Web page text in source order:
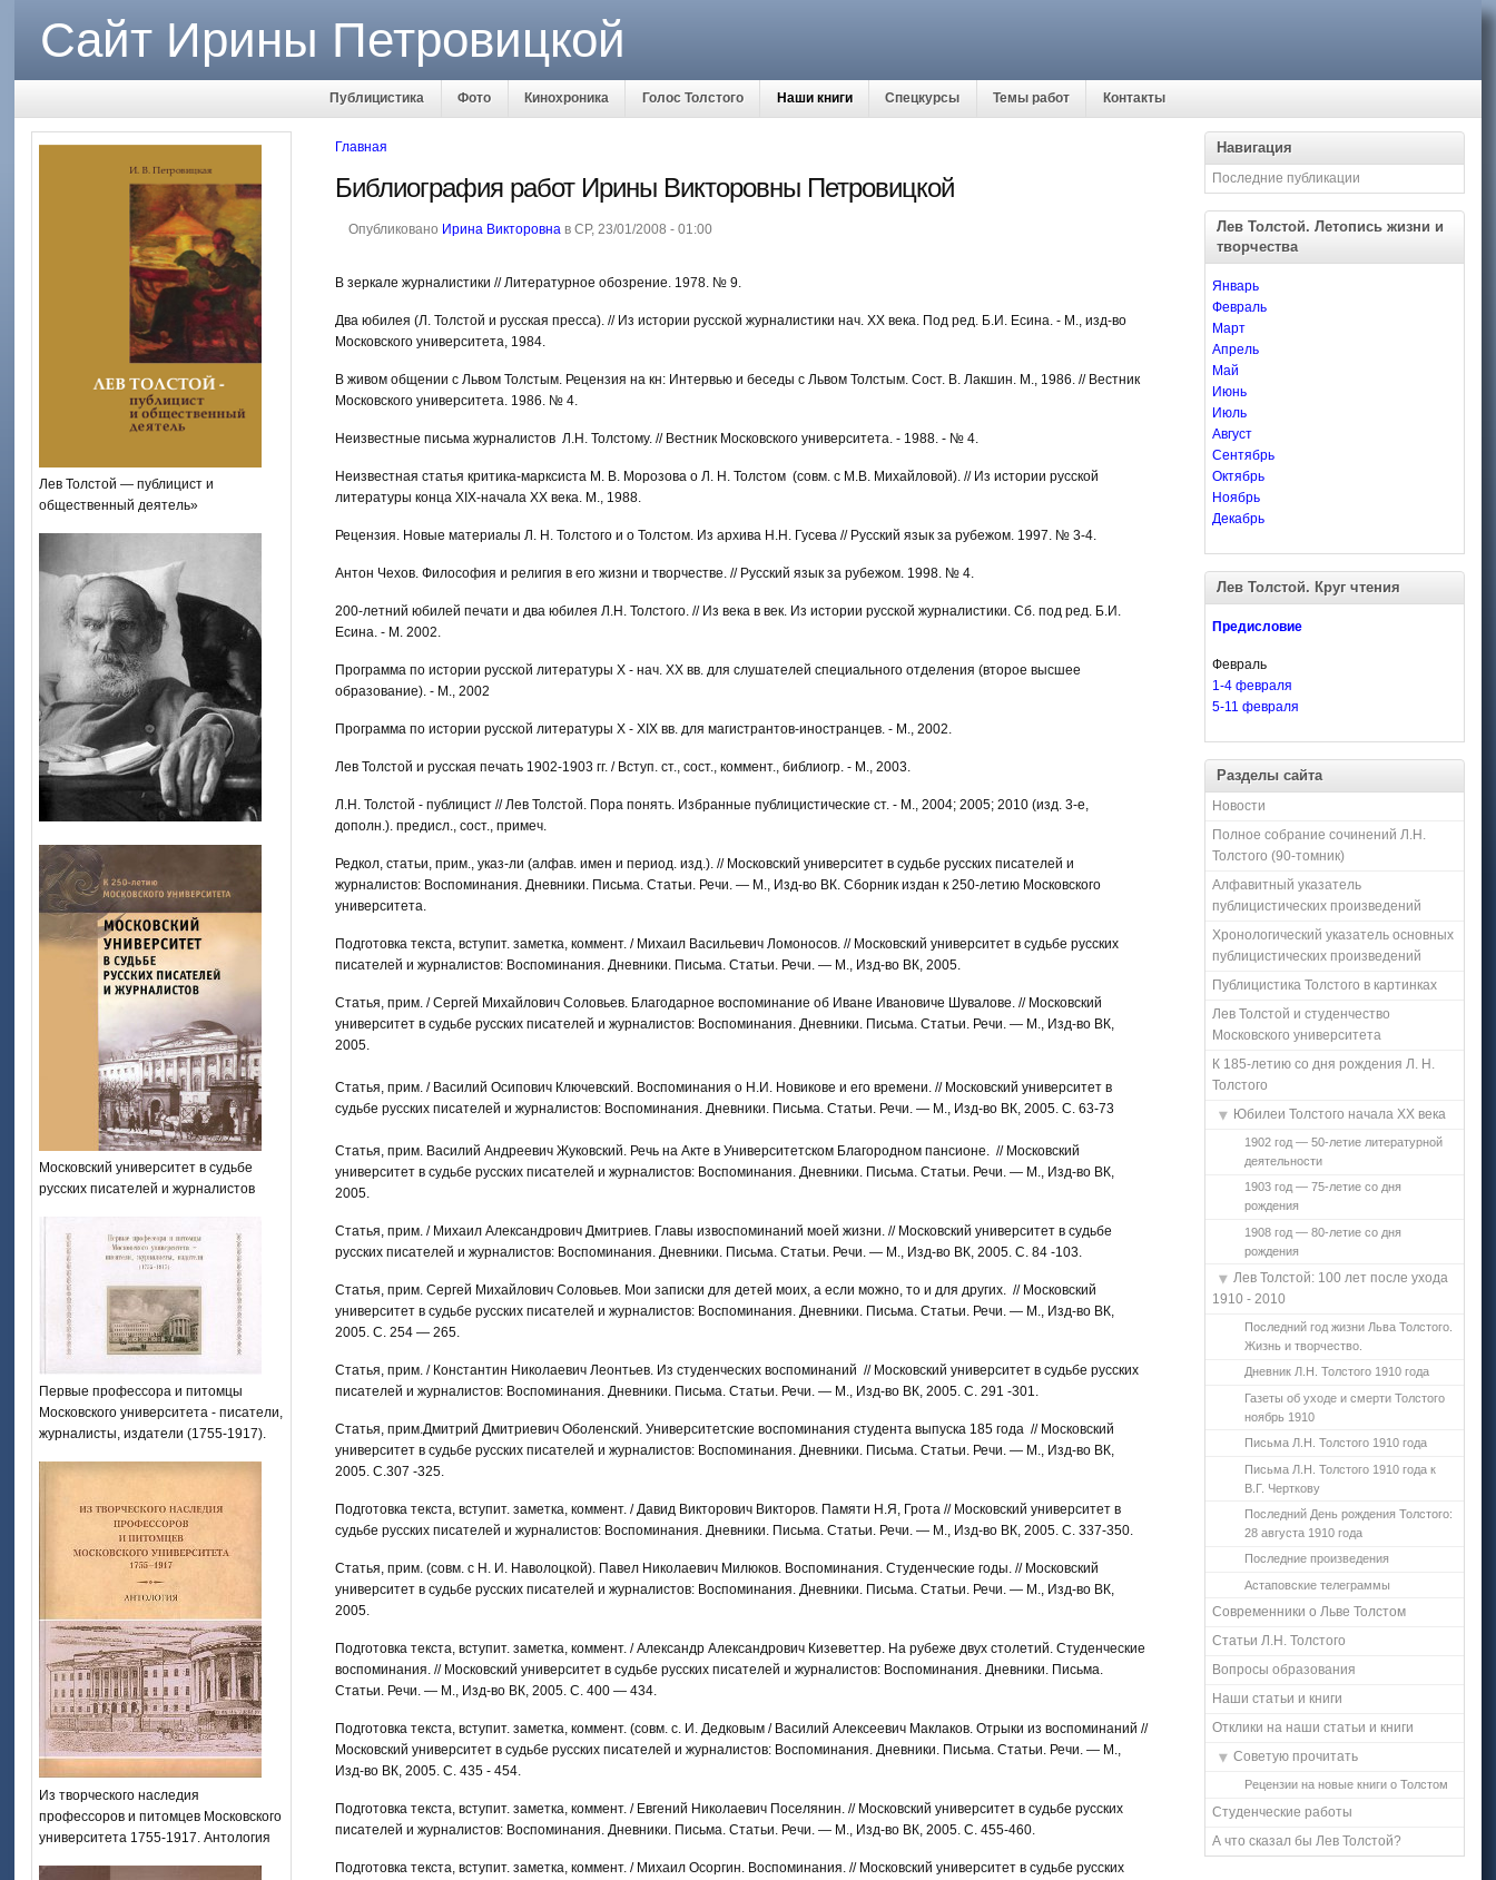
Сайт Ирины Петровицкой
Публицистика Фото Кинохроника Голос Толстого Наши книги Спецкурсы Темы работ Контакты
Лев Толстой — публицист и
общественный деятель»
Московский университет в судьбе
русских писателей и журналистов
Первые профессора и питомцы
Московского университета - писатели,
журналисты, издатели (1755-1917).
Из творческого наследия
профессоров и питомцев Московского
университета 1755-1917. Антология
Главная
Библиография работ Ирины Викторовны Петровицкой
Опубликовано Ирина Викторовнав СР, 23/01/2008 - 01:00
В зеркале журналистики // Литературное обозрение. 1978. № 9.
Два юбилея (Л. Толстой и русская пресса). // Из истории русской журналистики нач. ХХ века. Под ред. Б.И. Есина. - М., изд-во
Московского университета, 1984.
В живом общении с Львом Толстым. Рецензия на кн: Интервью и беседы с Львом Толстым. Сост. В. Лакшин. М., 1986. // Вестник
Московского университета. 1986. № 4.
Неизвестные письма журналистов Л.Н. Толстому. // Вестник Московского университета. - 1988. - № 4.
Неизвестная статья критика-марксиста М. В. Морозова о Л. Н. Толстом (совм. с М.В. Михайловой). // Из истории русской
литературы конца XIX-начала ХХ века. М., 1988.
Рецензия. Новые материалы Л. Н. Толстого и о Толстом. Из архива Н.Н. Гусева // Русский язык за рубежом. 1997. № 3-4.
Антон Чехов. Философия и религия в его жизни и творчестве. // Русский язык за рубежом. 1998. № 4.
200-летний юбилей печати и два юбилея Л.Н. Толстого. // Из века в век. Из истории русской журналистики. Сб. под ред. Б.И.
Есина. - М. 2002.
Программа по истории русской литературы Х - нач. ХХ вв. для слушателей специального отделения (второе высшее
образование). - М., 2002
Программа по истории русской литературы Х - ХIХ вв. для магистрантов-иностранцев. - М., 2002.
Лев Толстой и русская печать 1902-1903 гг. / Вступ. ст., сост., коммент., библиогр. - М., 2003.
Л.Н. Толстой - публицист // Лев Толстой. Пора понять. Избранные публицистические ст. - М., 2004; 2005; 2010 (изд. 3-е,
дополн.). предисл., сост., примеч.
Редкол, статьи, прим., указ-ли (алфав. имен и период. изд.). // Московский университет в судьбе русских писателей и
журналистов: Воспоминания. Дневники. Письма. Статьи. Речи. — М., Изд-во ВК. Сборник издан к 250-летию Московского
университета.
Подготовка текста, вступит. заметка, коммент. / Михаил Васильевич Ломоносов. // Московский университет в судьбе русских
писателей и журналистов: Воспоминания. Дневники. Письма. Статьи. Речи. — М., Изд-во ВК, 2005.
Статья, прим. / Сергей Михайлович Соловьев. Благодарное воспоминание об Иване Ивановиче Шувалове. // Московский
университет в судьбе русских писателей и журналистов: Воспоминания. Дневники. Письма. Статьи. Речи. — М., Изд-во ВК,
2005.
Статья, прим. / Василий Осипович Ключевский. Воспоминания о Н.И. Новикове и его времени. // Московский университет в
судьбе русских писателей и журналистов: Воспоминания. Дневники. Письма. Статьи. Речи. — М., Изд-во ВК, 2005. С. 63-73
Статья, прим. Василий Андреевич Жуковский. Речь на Акте в Университетском Благородном пансионе. // Московский
университет в судьбе русских писателей и журналистов: Воспоминания. Дневники. Письма. Статьи. Речи. — М., Изд-во ВК,
2005.
Статья, прим. / Михаил Александрович Дмитриев. Главы извоспоминаний моей жизни. // Московский университет в судьбе
русских писателей и журналистов: Воспоминания. Дневники. Письма. Статьи. Речи. — М., Изд-во ВК, 2005. С. 84 -103.
Статья, прим. Сергей Михайлович Соловьев. Мои записки для детей моих, а если можно, то и для других. // Московский
университет в судьбе русских писателей и журналистов: Воспоминания. Дневники. Письма. Статьи. Речи. — М., Изд-во ВК,
2005. С. 254 — 265.
Статья, прим. / Константин Николаевич Леонтьев. Из студенческих воспоминаний // Московский университет в судьбе русских
писателей и журналистов: Воспоминания. Дневники. Письма. Статьи. Речи. — М., Изд-во ВК, 2005. С. 291 -301.
Статья, прим.Дмитрий Дмитриевич Оболенский. Университетские воспоминания студента выпуска 185 года // Московский
университет в судьбе русских писателей и журналистов: Воспоминания. Дневники. Письма. Статьи. Речи. — М., Изд-во ВК,
2005. С.307 -325.
Подготовка текста, вступит. заметка, коммент. / Давид Викторович Викторов. Памяти Н.Я, Грота // Московский университет в
судьбе русских писателей и журналистов: Воспоминания. Дневники. Письма. Статьи. Речи. — М., Изд-во ВК, 2005. С. 337-350.
Статья, прим. (совм. с Н. И. Наволоцкой). Павел Николаевич Милюков. Воспоминания. Студенческие годы. // Московский
университет в судьбе русских писателей и журналистов: Воспоминания. Дневники. Письма. Статьи. Речи. — М., Изд-во ВК,
2005.
Подготовка текста, вступит. заметка, коммент. / Александр Александрович Кизеветтер. На рубеже двух столетий. Студенческие
воспоминания. // Московский университет в судьбе русских писателей и журналистов: Воспоминания. Дневники. Письма.
Статьи. Речи. — М., Изд-во ВК, 2005. С. 400 — 434.
Подготовка текста, вступит. заметка, коммент. (совм. с. И. Дедковым / Василий Алексеевич Маклаков. Отрыки из воспоминаний //
Московский университет в судьбе русских писателей и журналистов: Воспоминания. Дневники. Письма. Статьи. Речи. — М.,
Изд-во ВК, 2005. С. 435 - 454.
Подготовка текста, вступит. заметка, коммент. / Евгений Николаевич Поселянин. // Московский университет в судьбе русских
писателей и журналистов: Воспоминания. Дневники. Письма. Статьи. Речи. — М., Изд-во ВК, 2005. С. 455-460.
Подготовка текста, вступит. заметка, коммент. / Михаил Осоргин. Воспоминания. // Московский университет в судьбе русских
Навигация
Последние публикации
Лев Толстой. Летопись жизни и
творчества
Январь
Февраль
Март
Апрель
Май
Июнь
Июль
Август
Сентябрь
Октябрь
Ноябрь
Декабрь
Лев Толстой. Круг чтения
Предисловие
Февраль
1-4 февраля
5-11 февраля
Разделы сайта
Новости
Полное собрание сочинений Л.Н.
Толстого (90-томник)
Алфавитный указатель
публицистических произведений
Хронологический указатель основных
публицистических произведений
Публицистика Толстого в картинках
Лев Толстой и студенчество
Московского университета
К 185-летию со дня рождения Л. Н.
Толстого
Юбилеи Толстого начала ХХ века
1902 год — 50-летие литературной
деятельности
1903 год — 75-летие со дня
рождения
1908 год — 80-летие со дня
рождения
Лев Толстой: 100 лет после ухода
1910 - 2010
Последний год жизни Льва Толстого.
Жизнь и творчество.
Дневник Л.Н. Толстого 1910 года
Газеты об уходе и смерти Толстого
ноябрь 1910
Письма Л.Н. Толстого 1910 года
Письма Л.Н. Толстого 1910 года к
В.Г. Черткову
Последний День рождения Толстого:
28 августа 1910 года
Последние произведения
Астаповские телеграммы
Современники о Льве Толстом
Статьи Л.Н. Толстого
Вопросы образования
Наши статьи и книги
Отклики на наши статьи и книги
Советую прочитать
Рецензии на новые книги о Толстом
Студенческие работы
А что сказал бы Лев Толстой?